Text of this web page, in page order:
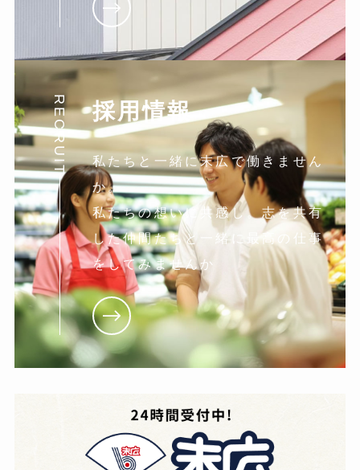
RECRUIT 採用情報
私たちと一緒に末広で働きません
か。
私たちの想いに共感し。志を共有
した仲間たちと一緒に最高の仕事
をしてみませんか